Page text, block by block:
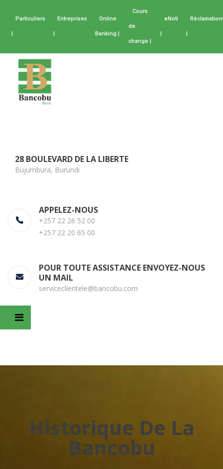
Particuliers
|
Entreprises
|
Online
Banking |
Cours
de
change |
eNoti
| |
28 BOULEVARD DE LA LIBERTE
Bujumbura, Burundi
APPELEZ-NOUS
+257 22 26 52 00
+257 22 20 65 00
POUR TOUTE ASSISTANCE ENVOYEZ-NOUS
UN MAIL
serviceclientele@bancobu.com
Historique De La
Bancobu